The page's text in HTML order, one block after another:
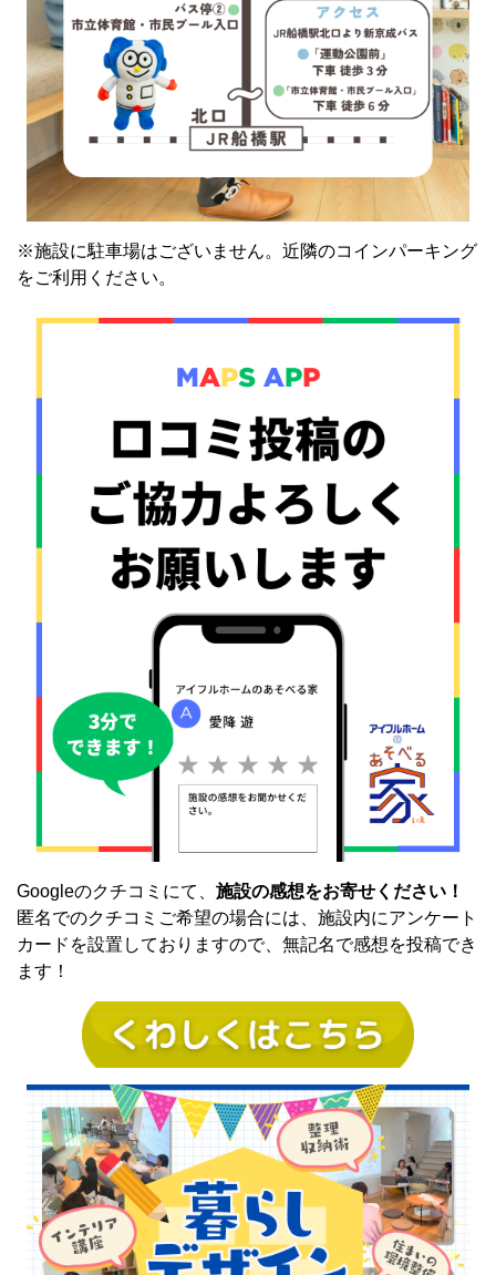
※施設に駐車場はございません。近隣のコインパーキング
をご利用ください。
Googleのクチコミにて、 施設の感想をお寄せください！
匿名でのクチコミご希望の場合には、施設内にアンケート
カードを設置しておりますので、無記名で感想を投稿でき
ます！